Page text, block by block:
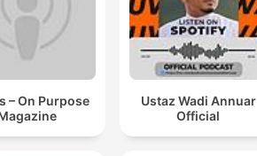
– On Purpose
Ustaz Wadi Annuar
Official